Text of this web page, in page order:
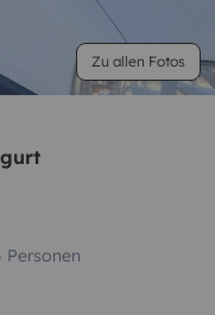
Zu allen Fotos